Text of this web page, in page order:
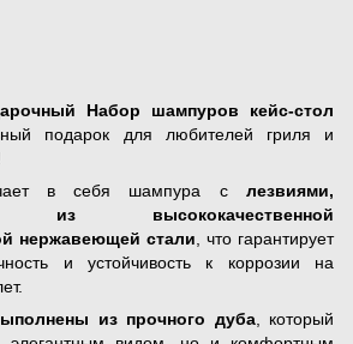
Набор шампуров кейс-стол
подарок для любителей гриля и
в себя шампура с лезвиями,
из высококачественной
нержавеющей стали , что гарантирует
и устойчивость к коррозии на
из прочного дуба, который